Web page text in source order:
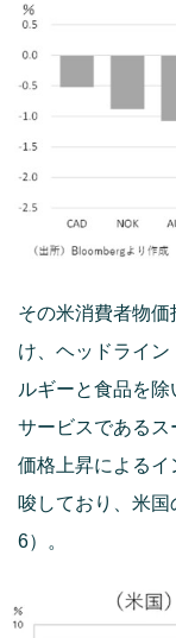
その米消費者物
け、ヘッドライ
ルギーと食品を
サービスである
価格上昇による
唆しており、米
6）。